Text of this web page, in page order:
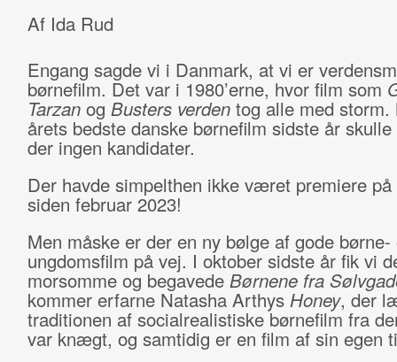
Af Ida Rud
Engang sagde vi i Danmark, at vi er
børnefilm. Det var i 1980’erne, hvor film som
Tarzan og Busters verdentog alle med storm.
årets bedste danske børnefilm sidste år
der ingen kandidater.
Der havde simpelthen ikke været premiere på
siden februar 2023!
Men måske er der en ny bølge af gode børne-
ungdomsfilm på vej. I oktober sidste år fik vi
morsomme og begavede Børnene fra
kommer erfarne Natasha Arthys Honey, der
traditionen af socialrealistiske børnefilm fra
var knægt, og samtidig er en film af sin egen